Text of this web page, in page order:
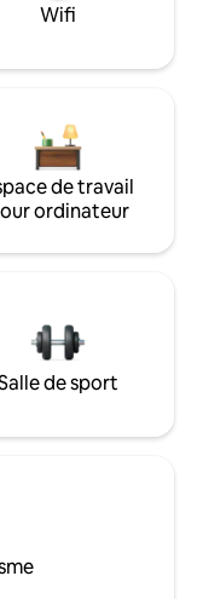
Wifi
de travail
ordinateur
de sport